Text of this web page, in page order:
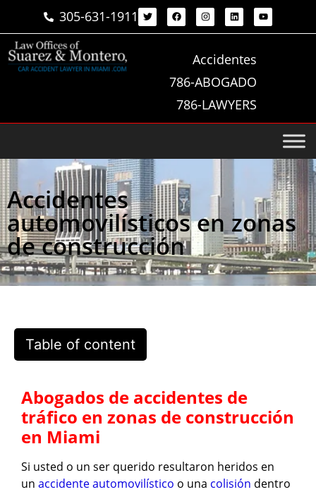
305-631-1911
Accidentes
786-ABOGADO
786-LAWYERS
Accidentes
automovilísticos en zonas
de construcción
Table of content
Abogados de accidentes de
tráfico en zonas de construcción
en Miami
Si usted o un ser querido resultaron heridos en
un accidente automovilístico o una colisión dentro